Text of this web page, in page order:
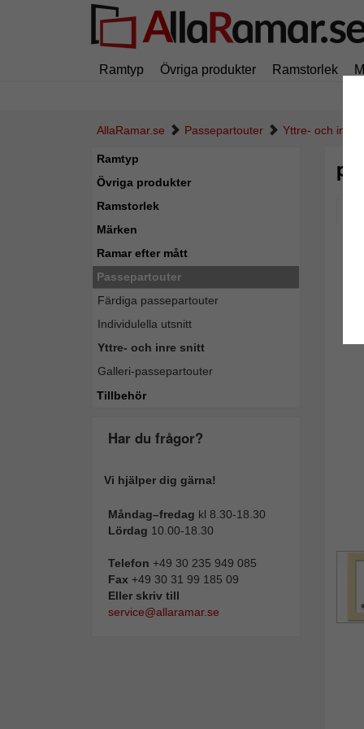
Ramtyp Övriga produkter Ramstorlek
AllaRamar.se Passepartouter Yttre- och inre
Ramtyp
Övriga produkter
Ramstorlek
Märken
Ramar efter mått
Passepartouter
Färdiga passepartouter
Individulella utsnitt
Yttre- och inre snitt
Galleri-passepartouter
Tillbehör
Har du frågor?
Vi hjälper dig gärna!
Måndag–fredag kl 8.30-18.30
Lördag 10.00-18.30
Telefon +49 30 235 949 085
Fax +49 30 31 99 185 09
Eller skriv till
service@allaramar.se